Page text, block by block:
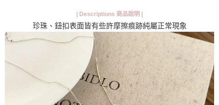
| Descriptions 商品說明 |
珍珠、鈕扣表面皆有些許摩擦痕跡純屬正常現象